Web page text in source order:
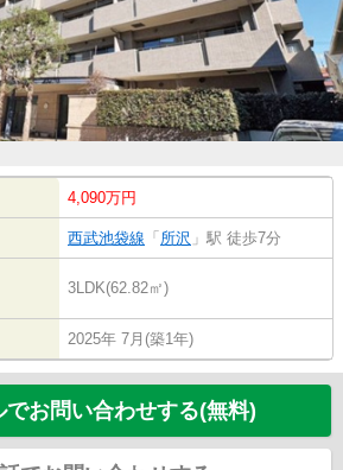
4,090万円
西武池袋線 「 所沢 」駅 徒歩7分
3LDK(62.82㎡)
2025年 7月(築1年)
でお問い合わせする(無料)